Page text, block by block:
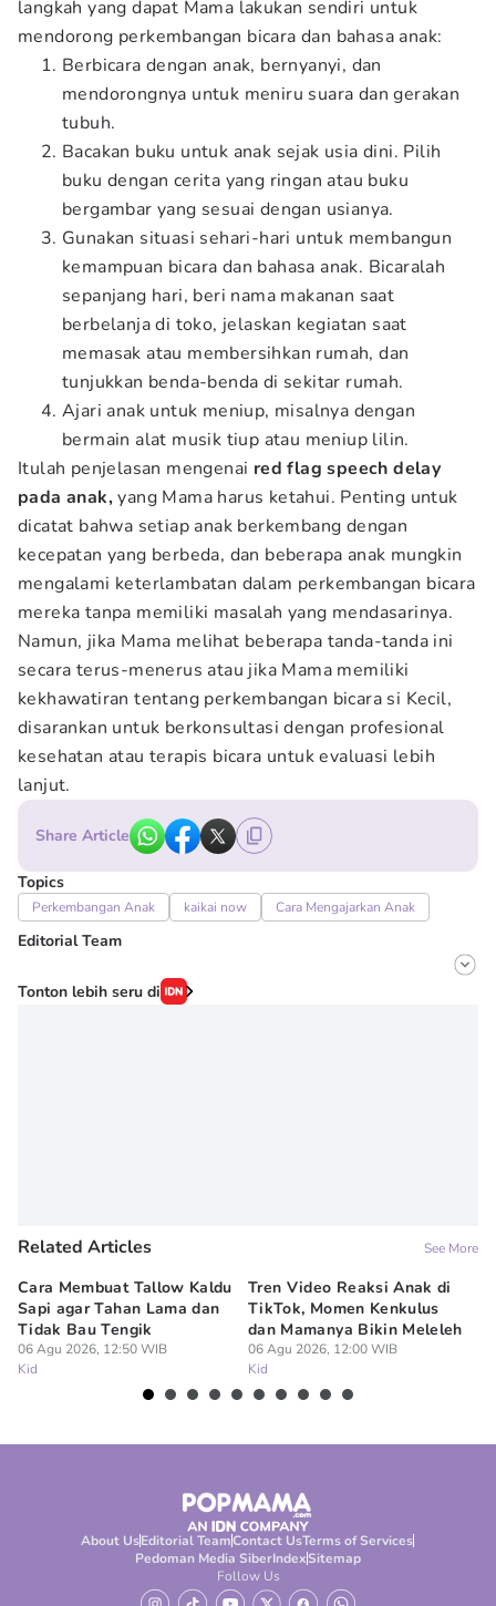
langkah yang dapat Mama lakukan sendiri untuk
mendorong perkembangan bicara dan bahasa anak:
Berbicara dengan anak, bernyanyi, dan
mendorongnya untuk meniru suara dan gerakan
tubuh.
Bacakan buku untuk anak sejak usia dini. Pilih
buku dengan cerita yang ringan atau buku
bergambar yang sesuai dengan usianya.
Gunakan situasi sehari-hari untuk membangun
kemampuan bicara dan bahasa anak. Bicaralah
sepanjang hari, beri nama makanan saat
berbelanja di toko, jelaskan kegiatan saat
memasak atau membersihkan rumah, dan
tunjukkan benda-benda di sekitar rumah.
Ajari anak untuk meniup, misalnya dengan
bermain alat musik tiup atau meniup lilin.
Itulah penjelasan mengenai red flag speech delay
pada anak,yang Mama harus ketahui. Penting untuk
dicatat bahwa setiap anak berkembang dengan
kecepatan yang berbeda, dan beberapa anak mungkin
mengalami keterlambatan dalam perkembangan bicara
mereka tanpa memiliki masalah yang mendasarinya.
Namun, jika Mama melihat beberapa tanda-tanda ini
secara terus-menerus atau jika Mama memiliki
kekhawatiran tentang perkembangan bicara si Kecil,
disarankan untuk berkonsultasi dengan profesional
kesehatan atau terapis bicara untuk evaluasi lebih
lanjut.
Share Article
Topics
Perkembangan Anak kaikai now Cara Mengajarkan Anak
Editorial Team
Editor
Irma ediarti mardiyah
Tonton lebih seru di
Related Articles See More
Cara Membuat Tallow Kaldu
Sapi agar Tahan Lama dan
Tidak Bau Tengik
06 Agu 2026, 12:50 WIB
Kid
Tren Video Reaksi Anak di
TikTok, Momen Kenkulus
dan Mamanya Bikin Meleleh
06 Agu 2026, 12:00 WIB
Kid
About UsEditorial TeamContact UsTerms of Services
Pedoman Media SiberIndexSitemap
Follow Us